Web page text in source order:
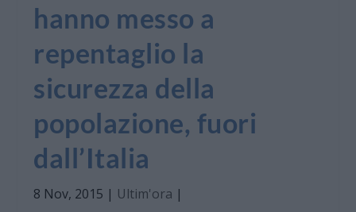
hanno messo a
repentaglio la
sicurezza della
popolazione, fuori
dall’Italia
8 Nov, 2015 | Ultim'ora |